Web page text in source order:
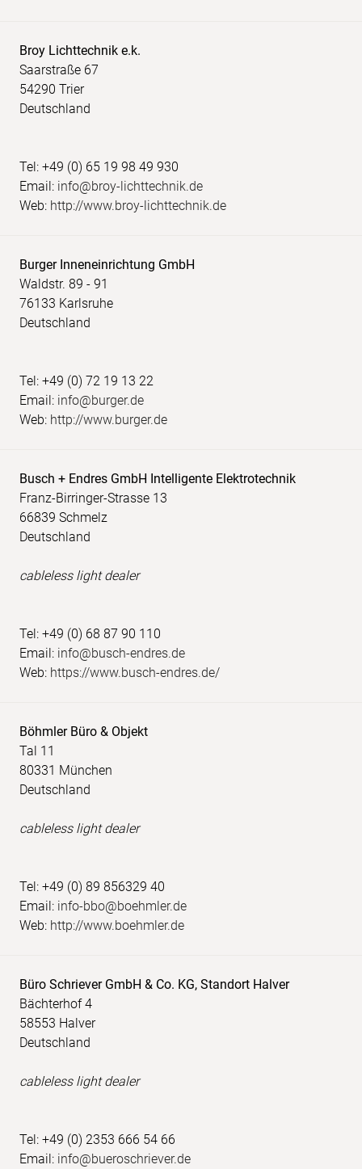
Broy Lichttechnik e.k.
Saarstraße 67
54290 Trier
Deutschland
Tel: +49 (0) 65 19 98 49 930
Email: info@broy-lichttechnik.de
Web: http://www.broy-lichttechnik.de
Burger Inneneinrichtung GmbH
Waldstr. 89 - 91
76133 Karlsruhe
Deutschland
Tel: +49 (0) 72 19 13 22
Email: info@burger.de
Web: http://www.burger.de
Busch + Endres GmbH Intelligente Elektrotechnik
Franz-Birringer-Strasse 13
66839 Schmelz
Deutschland
cableless light dealer
Tel: +49 (0) 68 87 90 110
Email: info@busch-endres.de
Web: https://www.busch-endres.de/
Böhmler Büro & Objekt
Tal 11
80331 München
Deutschland
cableless light dealer
Tel: +49 (0) 89 856329 40
Email: info-bbo@boehmler.de
Web: http://www.boehmler.de
Büro Schriever GmbH & Co. KG, Standort Halver
Bächterhof 4
58553 Halver
Deutschland
cableless light dealer
Tel: +49 (0) 2353 666 54 66
Email: info@bueroschriever.de